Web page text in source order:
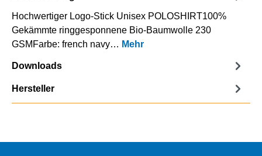
Hochwertiger Logo-Stick Unisex POLOSHIRT100%
Gekämmte ringgesponnene Bio-Baumwolle 230
GSMFarbe: french navy… Mehr
Downloads
Hersteller